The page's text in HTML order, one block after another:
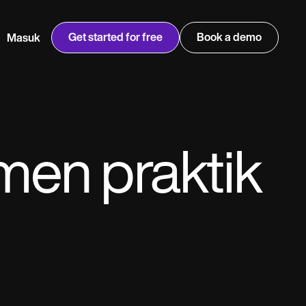
Masuk Get started for free Book a demo
Manajemen praktik
Kepatuhan dan keamanan
praktik